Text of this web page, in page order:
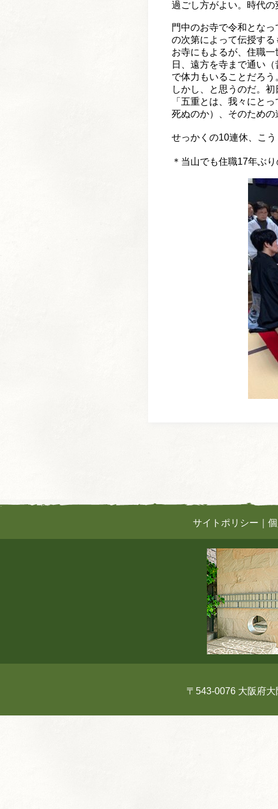
過ごし方がよい。 時代の
門中のお寺で令和となっ
の次第によって伝授す
お寺にもよるが、住職一
日、 遠方を寺まで通い（
で体力もいることだろう
しかし、と思うのだ。
「五重とは、我々にと
死ぬのか）、 そのための
せっかくの10連休、 こ
＊当山でも住職17年ぶ
サイトポリシー
〒543-0076 大阪府